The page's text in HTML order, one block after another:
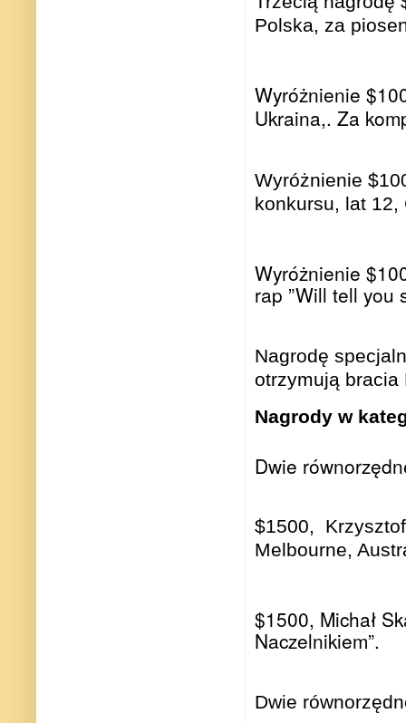
Polska, za
Wyróżnienie
Ukraina,. Za
Wyróżnienie
konkursu, lat 12,
Wyróżnienie
rap ”Will tell you
Nagrodę
otrzymują bracia
Nagrody w
Dwie
$1500,
Melbourne,
$1500, Michał
Naczelnikiem”.
Dwie